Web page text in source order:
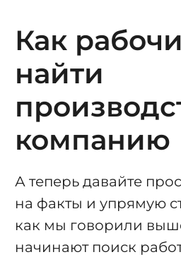
Как
найти
компанию
А теперь давайте
на факты и упрямую
как мы говорили
начинают поиск